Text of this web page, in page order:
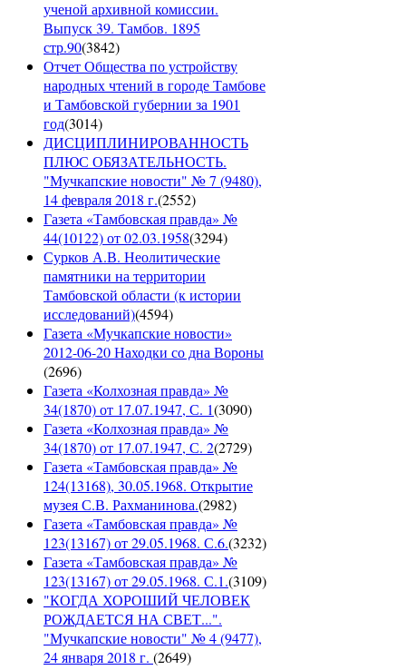
ученой архивной комиссии.
Выпуск 39. Тамбов. 1895
стр.90(3842)
Отчет Общества по устройству
народных чтений в городе Тамбове
и Тамбовской губернии за 1901
год(3014)
ДИСЦИПЛИНИРОВАННОСТЬ
ПЛЮС ОБЯЗАТЕЛЬНОСТЬ.
"Мучкапские новости" № 7 (9480),
14 февраля 2018 г.(2552)
Газета «Тамбовская правда» №
44(10122) от 02.03.1958(3294)
Сурков А.В. Неолитические
памятники на территории
Тамбовской области (к истории
исследований)(4594)
Газета «Мучкапские новости»
2012-06-20 Находки со дна Вороны
(2696)
Газета «Колхозная правда» №
34(1870) от 17.07.1947, С. 1(3090)
Газета «Колхозная правда» №
34(1870) от 17.07.1947, С. 2(2729)
Газета «Тамбовская правда» №
124(13168), 30.05.1968. Открытие
музея С.В. Рахманинова.(2982)
Газета «Тамбовская правда» №
123(13167) от 29.05.1968. С.6.(3232)
Газета «Тамбовская правда» №
123(13167) от 29.05.1968. С.1.(3109)
"КОГДА ХОРОШИЙ ЧЕЛОВЕК
РОЖДАЕТСЯ НА СВЕТ...".
"Мучкапские новости" № 4 (9477),
24 января 2018 г. (2649)